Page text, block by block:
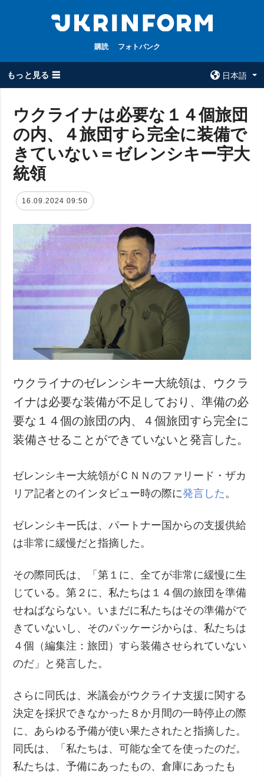
購読 フォトバンク
もっと見る ☰
日本語
全てのトピック
戦争
被占領地
経済・復興
防衛
社会・文化
スポーツ
事故・緊急事態
ウクルインフォ
ルム
ウクルインフォル
インタビュー
写真
動画
サービス
購読
フォトバンク
ウクライナは必要な１４個旅団
の内、４旅団すら完全に装備で
きていない＝ゼレンシキー宇大
統領
16.09.2024 09:50
ウクライナのゼレンシキー大統領は、ウクラ
イナは必要な装備が不足しており、準備の必
要な１４個の旅団の内、４個旅団すら完全に
装備させることができていないと発言した。
ゼレンシキー大統領がＣＮＮのファリード・ザカ
リア記者とのインタビュー時の際に発言した 。
ゼレンシキー氏は、パートナー国からの支援供給
は非常に緩慢だと指摘した。
その際同氏は、「第１に、全てが非常に緩慢に生
じている。第２に、私たちは１４個の旅団を準備
せねばならない。いまだに私たちはその準備がで
きていないし、そのパッケージからは、私たちは
４個（編集注：旅団）すら装備させられていない
のだ」と発言した。
さらに同氏は、米議会がウクライナ支援に関する
決定を採択できなかった８か月間の一時停止の際
に、あらゆる予備が使い果たされたと指摘した。
同氏は、「私たちは、可能な全てを使ったのだ。
私たちは、予備にあったもの、倉庫にあったも